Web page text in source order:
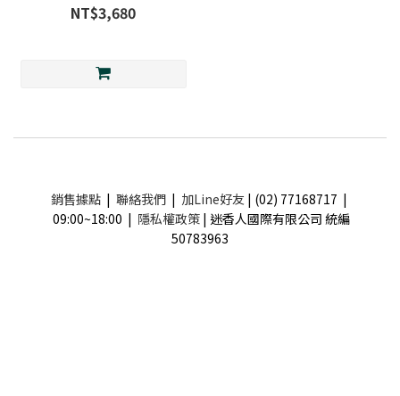
NT$3,680
銷售據點| 聯絡我們| 加Line好友 | (02) 77168717 |
09:00~18:00 | 隱私權政策 | 迷香人國際有限公司 統編
50783963